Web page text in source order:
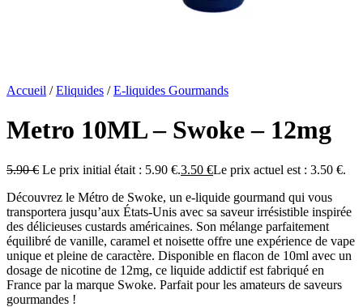
Accueil / Eliquides / E-liquides Gourmands
Metro 10ML – Swoke – 12mg
5.90€ Le prix initial était : 5.90 €.3.50 €Le prix actuel est : 3.50 €.
Découvrez le Métro de Swoke, un e-liquide gourmand qui vous
transportera jusqu’aux États-Unis avec sa saveur irrésistible inspirée
des délicieuses custards américaines. Son mélange parfaitement
équilibré de vanille, caramel et noisette offre une expérience de vape
unique et pleine de caractère. Disponible en flacon de 10ml avec un
dosage de nicotine de 12mg, ce liquide addictif est fabriqué en
France par la marque Swoke. Parfait pour les amateurs de saveurs
gourmandes !